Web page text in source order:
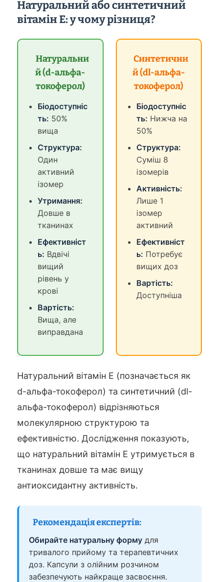
Натуральний або синтетичний
вітамін Е: у чому різниця?
Натуральни
й (d-альфа-
токоферол)
Біодоступніс
ть: 50%
вища
Структура:
Один
активний
ізомер
Утримання:
Довше в
тканинах
Ефективніст
ь: Вдвічі
вищий
рівень у
крові
Вартість:
Вища, але
виправдана
Синтетични
й (dl-альфа-
токоферол)
Біодоступніс
ть: Нижча на
50%
Структура:
Суміш 8
ізомерів
Активність:
Лише 1
ізомер
активний
Ефективніст
ь: Потребує
вищих доз
Вартість:
Доступніша
Натуральний вітамін Е (позначається як
d-альфа-токоферол) та синтетичний (dl-
альфа-токоферол) відрізняються
молекулярною структурою та
ефективністю. Дослідження показують,
що натуральний вітамін Е утримується в
тканинах довше та має вищу
антиоксидантну активність.
Рекомендація експертів:
Обирайте натуральну форму для
тривалого прийому та терапевтичних
доз. Капсули з олійним розчином
забезпечують найкраще засвоєння.